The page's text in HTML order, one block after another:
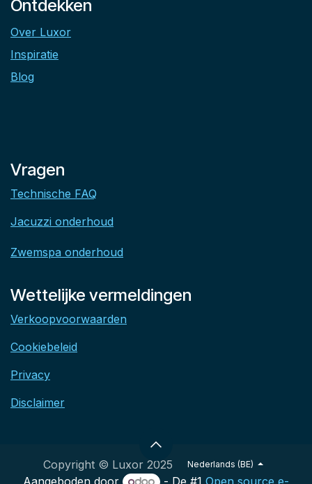
Ontdekken
Over Luxor
Inspiratie
Blog
Vragen
Technische FAQ
Jacuzzi onderhoud
Zwemspa onderhoud
Wettelijke vermeldingen
Verkoopvoorwaarden
Cookiebeleid
Privacy
Disclaimer
Copyright © Luxor 2025 Nederlands (BE)